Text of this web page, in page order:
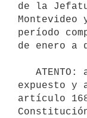
de la
período
de enero a
expuesto y
artículo